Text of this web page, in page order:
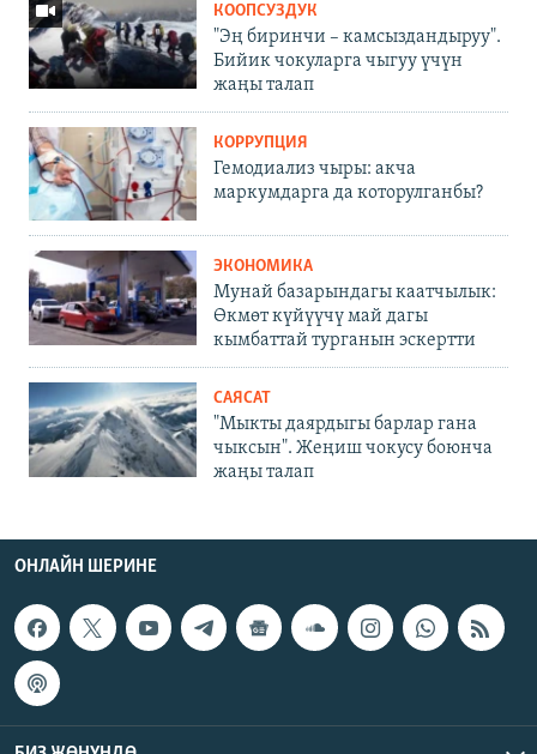
КООПСУЗДУК
"Эң биринчи – камсыздандыруу".
Бийик чокуларга чыгуу үчүн
жаңы талап
КОРРУПЦИЯ
Гемодиализ чыры: акча
маркумдарга да которулганбы?
ЭКОНОМИКА
Мунай базарындагы каатчылык:
Өкмөт күйүүчү май дагы
кымбаттай турганын эскертти
САЯСАТ
"Мыкты даярдыгы барлар гана
чыксын". Жеңиш чокусу боюнча
жаңы талап
ОНЛАЙН ШЕРИНЕ